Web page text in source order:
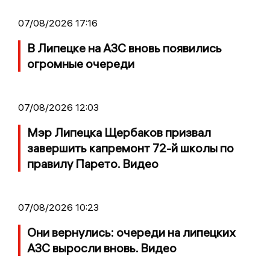
07/08/2026 17:16
В Липецке на АЗС вновь появились
огромные очереди
07/08/2026 12:03
Мэр Липецка Щербаков призвал
завершить капремонт 72-й школы по
правилу Парето. Видео
07/08/2026 10:23
Они вернулись: очереди на липецких
АЗС выросли вновь. Видео